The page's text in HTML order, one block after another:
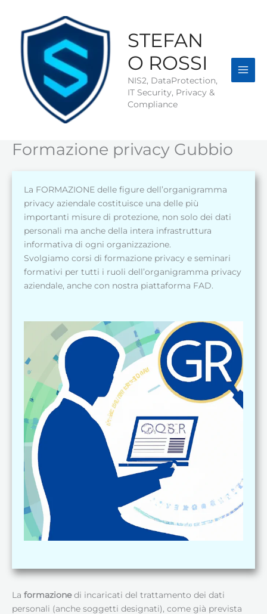
contenuto
STEFAN
O ROSSI
NIS2, DataProtection,
IT Security, Privacy &
Compliance
Formazione privacy Gubbio
La FORMAZIONE delle figure dell’organigramma
privacy aziendale costituisce una delle più
importanti misure di protezione, non solo dei dati
personali ma anche della intera infrastruttura
informativa di ogni organizzazione.
Svolgiamo corsi di formazione privacy e seminari
formativi per tutti i ruoli dell’organigramma privacy
aziendale, anche con nostra piattaforma FAD.
La formazionedi incaricati del trattamento dei dati
personali (anche soggetti designati), come già prevista